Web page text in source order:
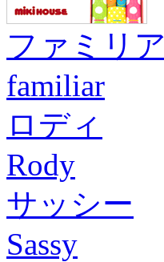
ファミリア
familiar
ロディ
Rody
サッシー
Sassy